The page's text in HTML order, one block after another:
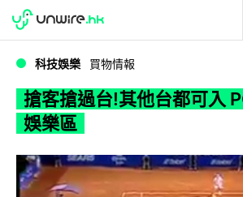
WWDC 2026
科技娛樂 買物情報
搶客搶過台!其他台都可入
娛樂區